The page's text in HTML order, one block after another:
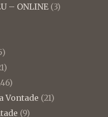
– ONLINE (3)
Vontade (21)
(9)